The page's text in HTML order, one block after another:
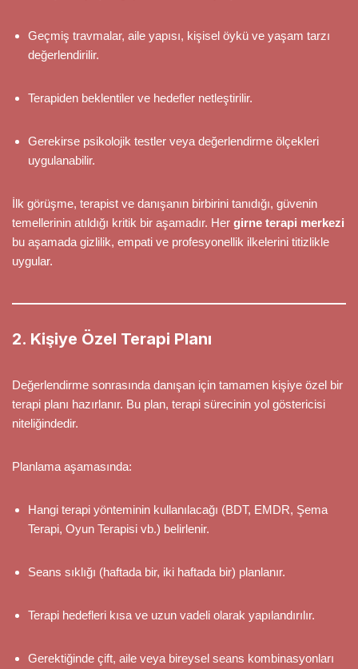
Geçmiş travmalar, aile yapısı, kişisel öykü ve yaşam tarzı
değerlendirilir.
Terapiden beklentiler ve hedefler netleştirilir.
Gerekirse psikolojik testler veya değerlendirme ölçekleri
uygulanabilir.
İlk görüşme, terapist ve danışanın birbirini tanıdığı, güvenin
temellerinin atıldığı kritik bir aşamadır. Her girne terapi merkezi
bu aşamada gizlilik, empati ve profesyonellik ilkelerini titizlikle
uygular.
2. Kişiye Özel Terapi Planı
Değerlendirme sonrasında danışan için tamamen kişiye özel bir
terapi planı hazırlanır. Bu plan, terapi sürecinin yol göstericisi
niteliğindedir.
Planlama aşamasında:
Hangi terapi yönteminin kullanılacağı (BDT, EMDR, Şema
Terapi, Oyun Terapisi vb.) belirlenir.
Seans sıklığı (haftada bir, iki haftada bir) planlanır.
Terapi hedefleri kısa ve uzun vadeli olarak yapılandırılır.
Gerektiğinde çift, aile veya bireysel seans kombinasyonları